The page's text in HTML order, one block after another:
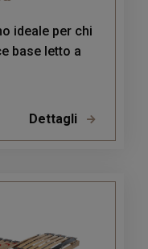
ideale per chi
base letto a
Dettagli